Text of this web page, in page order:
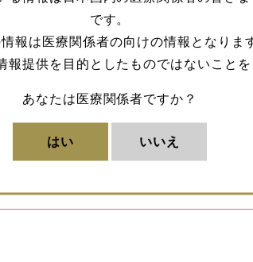
です。
報は医療関係者の向けの情報となりま
報提供を目的としたものではないことを
あなたは医療関係者ですか？
はい いいえ
部長の加藤美穂子先生は、小児
Vol.01では、医師を志した原点か
ャリアを歩んでこられたのかを伺
いる上で大切にしているマインド